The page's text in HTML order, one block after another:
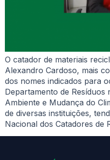
O catador de materiais
Alexandro Cardoso, mais
dos nomes indicados para
Departamento de Resíduos
Ambiente e Mudança do
de diversas instituições,
Nacional dos Catadores de